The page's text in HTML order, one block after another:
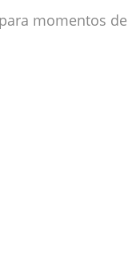
momentos de